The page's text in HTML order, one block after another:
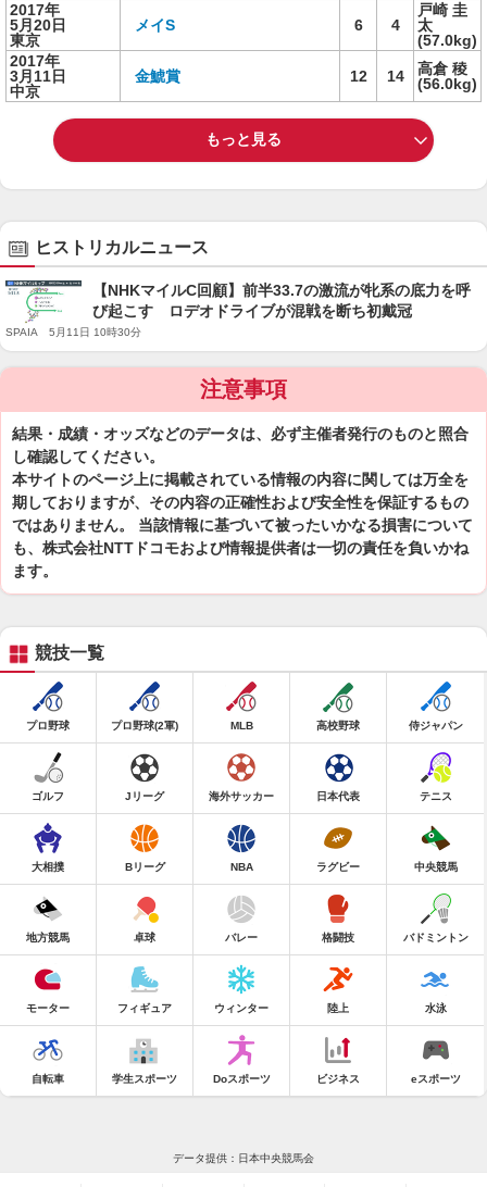
2017年
5月20日
東京
メイS 6 4
戸崎 圭
太
(57.0kg)
2017年
3月11日
中京
金鯱賞 12 14
高倉 稜
(56.0kg)
もっと見る
ヒストリカルニュース
【NHKマイルC回顧】前半33.7の激流が牝系の底力を呼
び起こす ロデオドライブが混戦を断ち初戴冠
SPAIA 5月11日 10時30分
注意事項
結果・成績・オッズなどのデータは、必ず主催者発行のものと照合
し確認してください。
本サイトのページ上に掲載されている情報の内容に関しては万全を
期しておりますが、その内容の正確性および安全性を保証するもの
ではありません。 当該情報に基づいて被ったいかなる損害について
も、株式会社NTTドコモおよび情報提供者は一切の責任を負いかね
ます。
競技一覧
プロ野球 プロ野球(2軍) MLB 高校野球 侍ジャパン
ゴルフ Jリーグ 海外サッカー 日本代表 テニス
大相撲 Bリーグ NBA ラグビー 中央競馬
地方競馬 卓球 バレー 格闘技 バドミントン
モーター フィギュア ウィンター 陸上 水泳
自転車 学生スポーツ Doスポーツ ビジネス eスポーツ
データ提供：日本中央競馬会